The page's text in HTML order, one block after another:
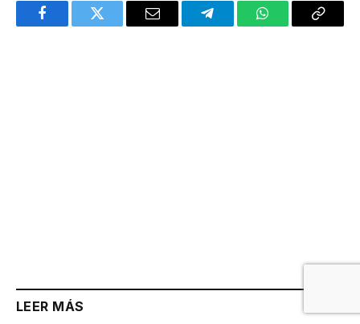
FacebookTwitter Email TelegramWhatsAppCopy
LEER MÁS